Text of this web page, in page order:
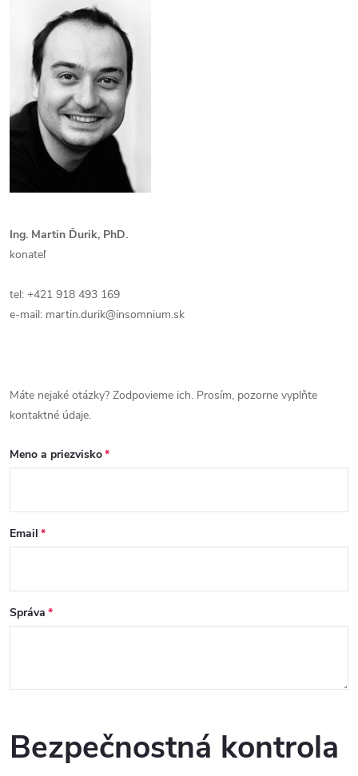
Ing. Martin Ďurik, PhD.
konateľ
tel: +421 918 493 169
e-mail: martin.durik@insomnium.sk
Máte nejaké otázky? Zodpovieme ich. Prosím, pozorne vyplňte
kontaktné údaje.
Meno a priezvisko
Email
Správa
Bezpečnostná kontrola